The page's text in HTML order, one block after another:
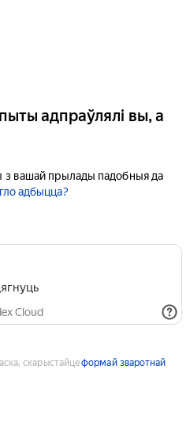
адпраўлялі вы, а
з вашай прылады падобныя да
адбыцца?
Cloud
скарыстайцеформай зваротнай